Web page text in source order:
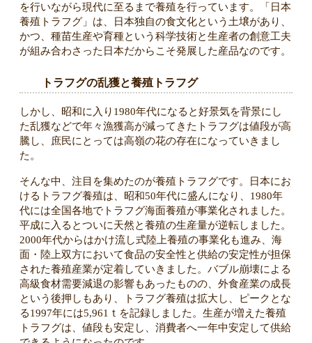
を行いながら現代に至るまで養殖を行っています。「日本
養殖トラフグ」は、日本独自の食文化という土壌があり、
かつ、種苗生産や育種という科学技術と生産者の創意工夫
が組み合わさった日本だからこそ発展した産品なのです。
トラフグの乱獲と養殖トラフグ
しかし、昭和に入り1980年代になると好景気を背景にし
た乱獲などで年々漁獲高が減ってきたトラフグは値段が高
騰し、庶民にとっては高嶺の花の存在になっていきまし
た。
そんな中、注目を集めたのが養殖トラフグです。日本にお
けるトラフグ養殖は、昭和50年代に盛んになり、1980年
代には全国各地でトラフグ海面養殖が事業化されました。
平成に入るとついに天然と養殖の生産量が逆転しました。
2000年代からはかけ流し式陸上養殖の事業化も進み、海
面・陸上双方において食品の安全性と供給の安定性が担保
された養殖産業が定着していきました。バブル崩壊による
高級食材需要減退の影響もあったものの、外食産業の成長
という後押しもあり、トラフグ養殖は拡大し、ピークとな
る1997年には5,961ｔを記録しました。生産が増えた養殖
トラフグは、値段も安定し、消費者へ一年中安定して供給